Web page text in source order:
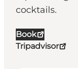
cocktails.
Book
Tripadvisor